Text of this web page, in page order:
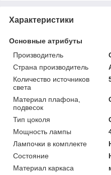
Характеристики
Основные атрибуты
Производитель
Страна производитель
Количество источников
света
Материал плафона,
подвесок
Тип цоколя
Мощность лампы
Лампочки в комплекте
Состояние
Материал каркаса